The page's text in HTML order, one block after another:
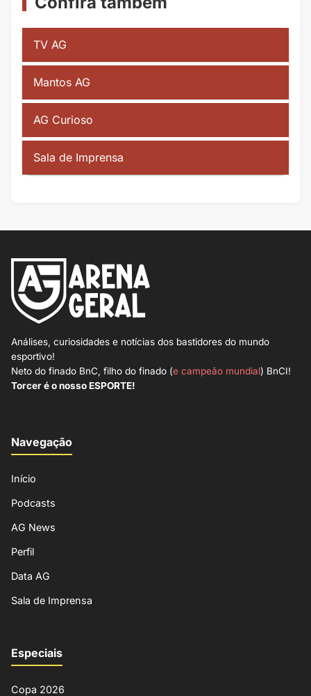
TV AG
Mantos AG
AG Curioso
Sala de Imprensa
Análises, curiosidades e notícias dos bastidores do mundo
esportivo!
Neto do finado BnC, filho do finado (e campeão mundial) BnCI!
Torcer é o nosso ESPORTE!
Navegação
Início
Podcasts
AG News
Perfil
Data AG
Sala de Imprensa
Especiais
Copa 2026